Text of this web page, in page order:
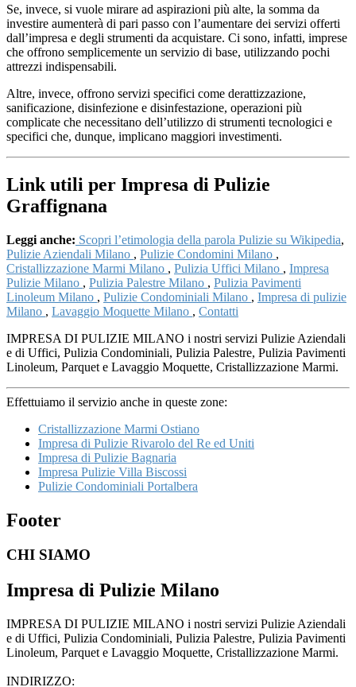
Se, invece, si vuole mirare ad aspirazioni più alte, la somma da
investire aumenterà di pari passo con l’aumentare dei servizi offerti
dall’impresa e degli strumenti da acquistare. Ci sono, infatti, imprese
che offrono semplicemente un servizio di base, utilizzando pochi
attrezzi indispensabili.
Altre, invece, offrono servizi specifici come derattizzazione,
sanificazione, disinfezione e disinfestazione, operazioni più
complicate che necessitano dell’utilizzo di strumenti tecnologici e
specifici che, dunque, implicano maggiori investimenti.
Link utili per Impresa di Pulizie
Graffignana
Leggi anche: Scopri l’etimologia della parola Pulizie su Wikipedia,
Pulizie Aziendali Milano , Pulizie Condomini Milano ,
Cristallizzazione Marmi Milano , Pulizia Uffici Milano , Impresa
Pulizie Milano , Pulizia Palestre Milano , Pulizia Pavimenti
Linoleum Milano , Pulizie Condominiali Milano , Impresa di pulizie
Milano , Lavaggio Moquette Milano , Contatti
IMPRESA DI PULIZIE MILANO i nostri servizi Pulizie Aziendali
e di Uffici, Pulizia Condominiali, Pulizia Palestre, Pulizia Pavimenti
Linoleum, Parquet e Lavaggio Moquette, Cristallizzazione Marmi.
Effettuiamo il servizio anche in queste zone:
Cristallizzazione Marmi Ostiano
Impresa di Pulizie Rivarolo del Re ed Uniti
Impresa di Pulizie Bagnaria
Impresa Pulizie Villa Biscossi
Pulizie Condominiali Portalbera
Footer
CHI SIAMO
Impresa di Pulizie Milano
IMPRESA DI PULIZIE MILANO i nostri servizi Pulizie Aziendali
e di Uffici, Pulizia Condominiali, Pulizia Palestre, Pulizia Pavimenti
Linoleum, Parquet e Lavaggio Moquette, Cristallizzazione Marmi.
INDIRIZZO: